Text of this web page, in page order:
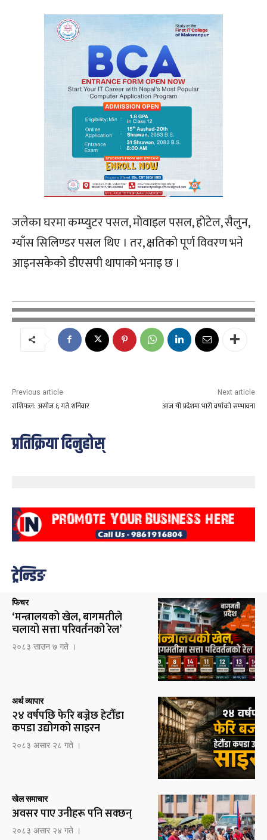
जलेका घरमा कम्प्युटर पसल, मोवाइल पसल, होटेल, सैलुन,
ग्याँस सिलिण्डर पसल थिए । तर, क्षतिको पूर्ण विवरण भने
आइनसकेको डीएसपी थापाको भनाइ छ ।
Previous article
राशिफल: असाेज ६ गते शनिवार
Next article
आज यी प्रदेशमा भारी वर्षाको सम्भावना
प्रतिक्रिया दिनुहोस्
ट्रेन्डिङ
फिचर
‘मन्त्रालयको खेल, बागमतीले
चलायो सत्ता परिवर्तनको रेल’
२०८३ साउन ७ गते ।
अर्थ व्यापार
२४ वर्षपछि फेरि बज्नेछ हेटौँडा
कपडा उद्योगको साइरन
२०८३ असार २८ गते ।
खेल समाचार
अवसर पाए उनीहरू पनि सक्छन्
२०८३ असार २४ गते ।